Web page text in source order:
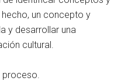
un concepto y
y desarrollar una
cultural.
proceso.